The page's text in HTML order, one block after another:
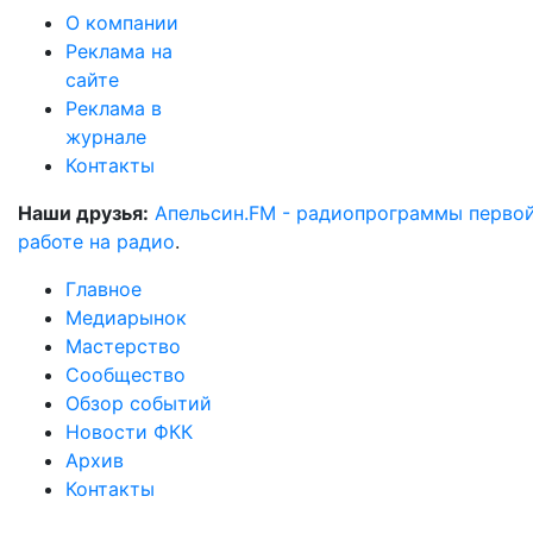
О компании
Реклама на
сайте
Реклама в
журнале
Контакты
Наши друзья: Апельсин.FM - радиопрограммы
работе на радио.
Главное
Медиарынок
Мастерство
Сообщество
Обзор событий
Новости ФКК
Архив
Контакты